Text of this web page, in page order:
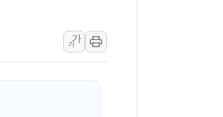
군에 국내 최대 규모 400MW 태양광 착공…여의도 1.6배 규모
불안 속 유가 상승에 소폭 하락...금융주 낙폭 커
가
가